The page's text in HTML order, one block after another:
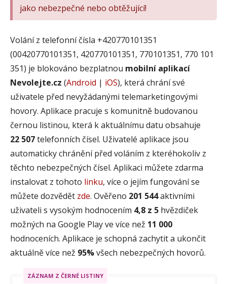
jako nebezpečné nebo obtěžující!
Volání z telefonní čísla +420770101351
(00420770101351, 420770101351, 770101351, 770 101
351) je blokováno bezplatnou mobilní aplikací
Nevolejte.cz (Android | iOS), která chrání své
uživatele před nevyžádanými telemarketingovými
hovory. Aplikace pracuje s komunitně budovanou
černou listinou, která k aktuálnímu datu obsahuje
22 507telefonních čísel. Uživatelé aplikace jsou
automaticky chránění před voláním z kteréhokoliv z
těchto nebezpečných čísel. Aplikaci můžete zdarma
instalovat z tohoto linku, více o jejím fungování se
můžete dozvědět zde. Ověřeno 201 544aktivními
uživateli s vysokým hodnocením 4,8 z 5 hvězdiček
možných na Google Play ve více než 11 000
hodnoceních. Aplikace je schopná zachytit a ukončit
aktuálně více než 95%všech nebezpečných hovorů.
ZÁZNAM Z ČERNÉ LISTINY